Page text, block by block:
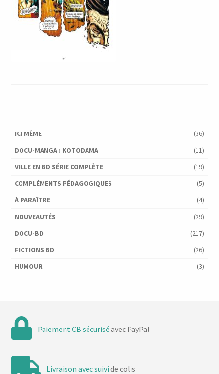
ICI MÊME
(36)
DOCU-MANGA : KOTODAMA
(11)
VILLE EN BD SÉRIE COMPLÈTE
(19)
COMPLÉMENTS PÉDAGOGIQUES
(5)
À PARAÎTRE
(4)
NOUVEAUTÉS
(29)
DOCU-BD
(217)
FICTIONS BD
(26)
HUMOUR
(3)
Paiement CB sécurisé avec PayPal
Livraison avec suivi de colis